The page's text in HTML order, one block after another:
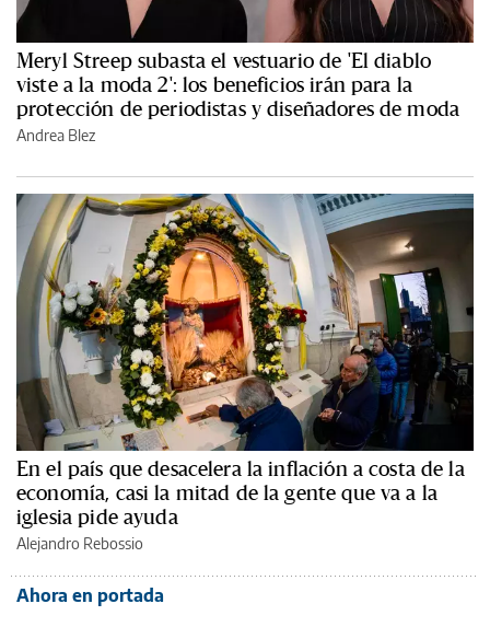
Meryl Streep subasta el vestuario de 'El diablo
viste a la moda 2': los beneficios irán para la
protección de periodistas y diseñadores de moda
Andrea Blez
En el país que desacelera la inflación a costa de la
economía, casi la mitad de la gente que va a la
iglesia pide ayuda
Alejandro Rebossio
Ahora en portada